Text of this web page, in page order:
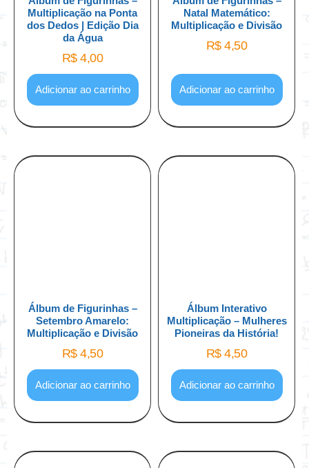
Multiplicação na Ponta
dos Dedos | Edição Dia
da Água
R$4,00
Adicionar ao carrinho
Natal Matemático:
Multiplicação e Divisão
R$4,50
Adicionar ao carrinho
Álbum de Figurinhas –
Setembro Amarelo:
Multiplicação e Divisão
R$4,50
Adicionar ao carrinho
Álbum Interativo
Multiplicação – Mulheres
Pioneiras da História!
R$4,50
Adicionar ao carrinho